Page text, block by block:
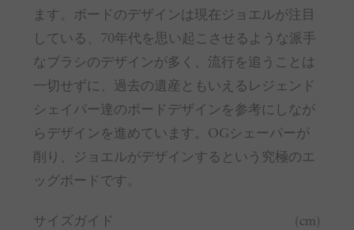
ます。ボードのデザインは現在ジョエルが注目
している、70年代を思い起こさせるような派手
なブラシのデザインが多く、流行を追うことは
一切せずに、過去の遺産ともいえるレジェンド
シェイパー達のボードデザインを参考にしなが
らデザインを進めています。OGシェーパーが
削り、ジョエルがデザインするという究極のエ
ッグボードです。
サイズガイド (cm)